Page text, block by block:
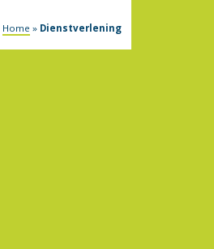
Home » Dienstverlening